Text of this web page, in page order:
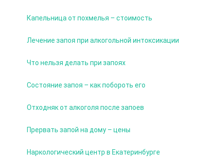
Капельница от похмелья – стоимость
Лечение запоя при алкогольной интоксикации
Что нельзя делать при запоях
Состояние запоя – как побороть его
Отходняк от алкоголя после запоев
Прервать запой на дому – цены
Наркологический центр в Екатеринбурге